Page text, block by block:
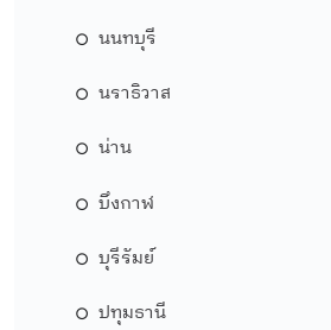
นนทบุรี
นราธิวาส
น่าน
บึงกาฬ
บุรีรัมย์
ปทุมธานี